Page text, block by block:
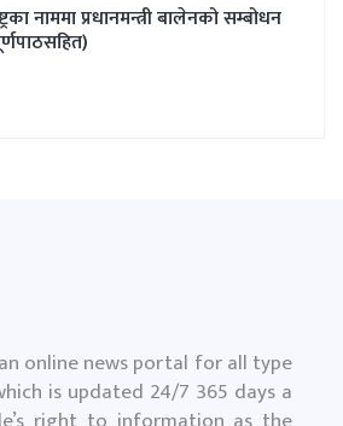
नाममा प्रधानमन्त्री बालेनको सम्बोधन
online news portal for all type
is updated 24/7 365 days a